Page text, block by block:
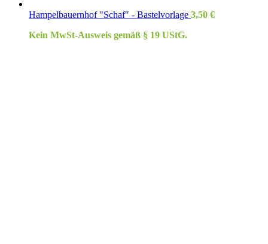
Hampelbauernhof "Schaf" - Bastelvorlage 3,50 €
Kein MwSt-Ausweis gemäß § 19 UStG.